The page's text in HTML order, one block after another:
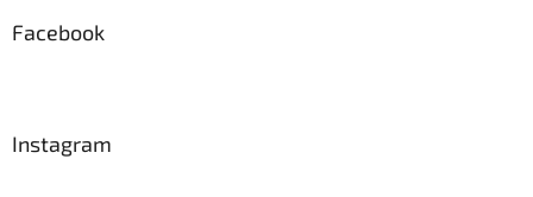
Facebook
Instagram